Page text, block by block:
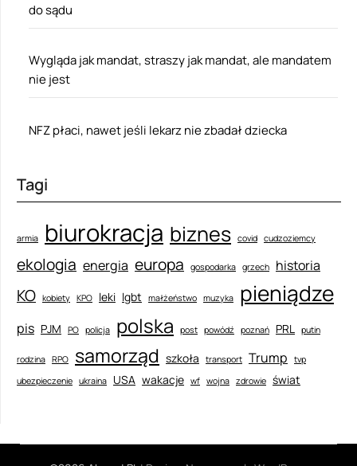
do sądu
Wygląda jak mandat, straszy jak mandat, ale mandatem
nie jest
NFZ płaci, nawet jeśli lekarz nie zbadał dziecka
Tagi
armia biurokracja biznes covid cudzoziemcy
ekologia energia europa gospodarka grzech historia
KO kobiety KPO leki lgbt małżeństwo muzyka pieniądze
pis PJM PO policja polska post powódź poznań PRL putin
rodzina RPO samorząd szkoła transport Trump
tvp
ubezpieczenie ukraina USA wakacje wf wojna zdrowie świat